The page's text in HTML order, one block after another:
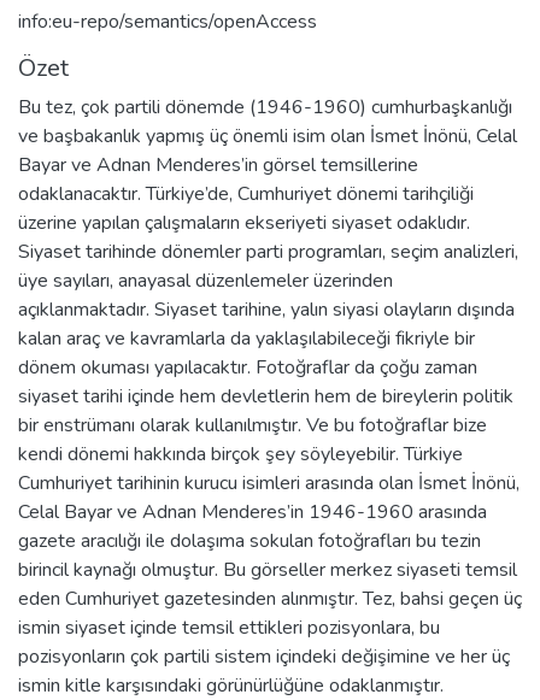
info:eu-repo/semantics/openAccess
Özet
Bu tez, çok partili dönemde (1946-1960) cumhurbaşkanlığı
ve başbakanlık yapmış üç önemli isim olan İsmet İnönü, Celal
Bayar ve Adnan Menderes’in görsel temsillerine
odaklanacaktır. Türkiye’de, Cumhuriyet dönemi tarihçiliği
üzerine yapılan çalışmaların ekseriyeti siyaset odaklıdır.
Siyaset tarihinde dönemler parti programları, seçim analizleri,
üye sayıları, anayasal düzenlemeler üzerinden
açıklanmaktadır. Siyaset tarihine, yalın siyasi olayların dışında
kalan araç ve kavramlarla da yaklaşılabileceği fikriyle bir
dönem okuması yapılacaktır. Fotoğraflar da çoğu zaman
siyaset tarihi içinde hem devletlerin hem de bireylerin politik
bir enstrümanı olarak kullanılmıştır. Ve bu fotoğraflar bize
kendi dönemi hakkında birçok şey söyleyebilir. Türkiye
Cumhuriyet tarihinin kurucu isimleri arasında olan İsmet İnönü,
Celal Bayar ve Adnan Menderes’in 1946-1960 arasında
gazete aracılığı ile dolaşıma sokulan fotoğrafları bu tezin
birincil kaynağı olmuştur. Bu görseller merkez siyaseti temsil
eden Cumhuriyet gazetesinden alınmıştır. Tez, bahsi geçen üç
ismin siyaset içinde temsil ettikleri pozisyonlara, bu
pozisyonların çok partili sistem içindeki değişimine ve her üç
ismin kitle karşısındaki görünürlüğüne odaklanmıştır.